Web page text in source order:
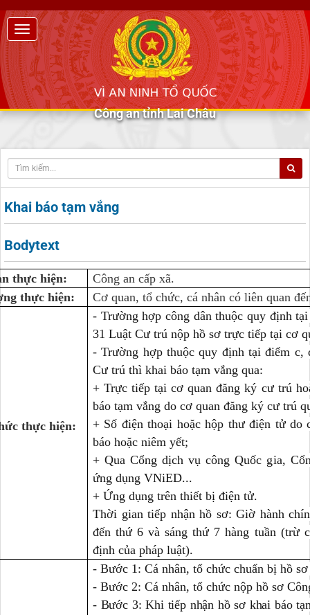
Công an tỉnh Lai Châu
Khai báo tạm vắng
Bodytext
thực hiện:
Công an cấp xã.
thực hiện:
Cơ quan, tổ chức, cá nhân có liên quan
thực hiện:
- Trường hợp công dân thuộc quy định
31 Luật Cư trú nộp hồ sơ trực tiếp tại cơ
- Trường hợp thuộc quy định tại điểm
Cư trú thì khai báo tạm vắng qua:
+ Trực tiếp tại cơ quan đăng ký cư trú
báo tạm vắng do cơ quan đăng ký cư trú
+ Số điện thoại hoặc hộp thư điện tử do
báo hoặc niêm yết;
+ Qua Cổng dịch vụ công Quốc gia,
ứng dụng VNiED...
+ Ứng dụng trên thiết bị điện tử.
Thời gian tiếp nhận hồ sơ: Giờ hành
đến thứ 6 và sáng thứ 7 hàng tuần (trừ
định của pháp luật).
- Bước 1: Cá nhân, tổ chức chuẩn bị hồ
- Bước 2: Cá nhân, tổ chức nộp hồ sơ
- Bước 3: Khi tiếp nhận hồ sơ khai báo